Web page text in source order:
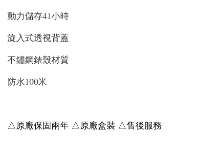
動力儲存41小時
旋入式透視背蓋
不鏽鋼錶殼材質
防水100米
△原廠保固兩年 △原廠盒裝 △售後服務